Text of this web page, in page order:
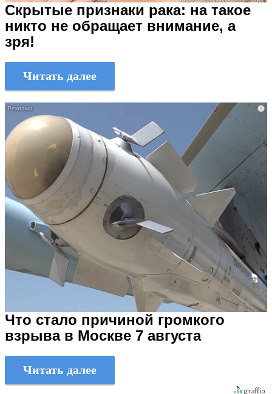
Скрытые признаки рака: на такое
никто не обращает внимание, а
зря!
Читать далее
i
Что стало причиной громкого
взрыва в Москве 7 августа
Читать далее